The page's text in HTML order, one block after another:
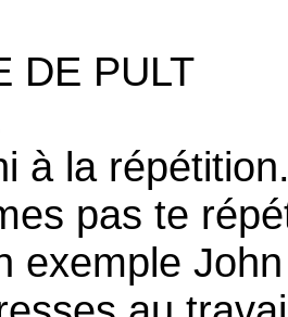
DE PULT
à la
pas te
exemple